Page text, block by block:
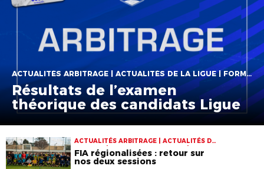
ACTUALITÉS ARBITRAGE | ACTUALITÉS DE LA LIGUE | FORMATION ARBITRES
Résultats de l’examen
théorique des candidats Ligue
ACTUALITÉS ARBITRAGE | ACTUALITÉS DE
LA LIGUE | FORMATION ARBITRES |
RÉSULTATS FIA
FIA régionalisées : retour sur
nos deux sessions